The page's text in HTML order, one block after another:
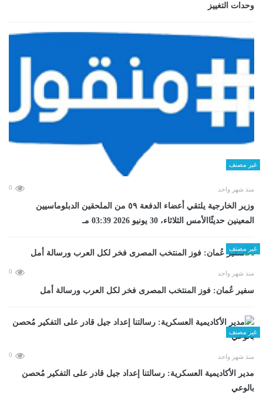
وحدات التغييز
غير مصنف
منذ شهر واحد 0
وزير الخارجية يلتقي أعضاء الدفعة ٥٩ من الملحقين الدبلوماسيين
المعينين حديثًاالأمس الثلاثاء، 30 يونيو 2026 03:39 مـ
غير مصنف
منذ شهر واحد 0
سفير عُمان: فوز المنتخب المصرى فخر لكل العرب ورسالة أمل
غير مصنف
منذ شهر واحد 0
مدير الأكاديمية العسكرية: رسالتنا إعداد جيل قادر على التفكير مُحصن
بالوعي